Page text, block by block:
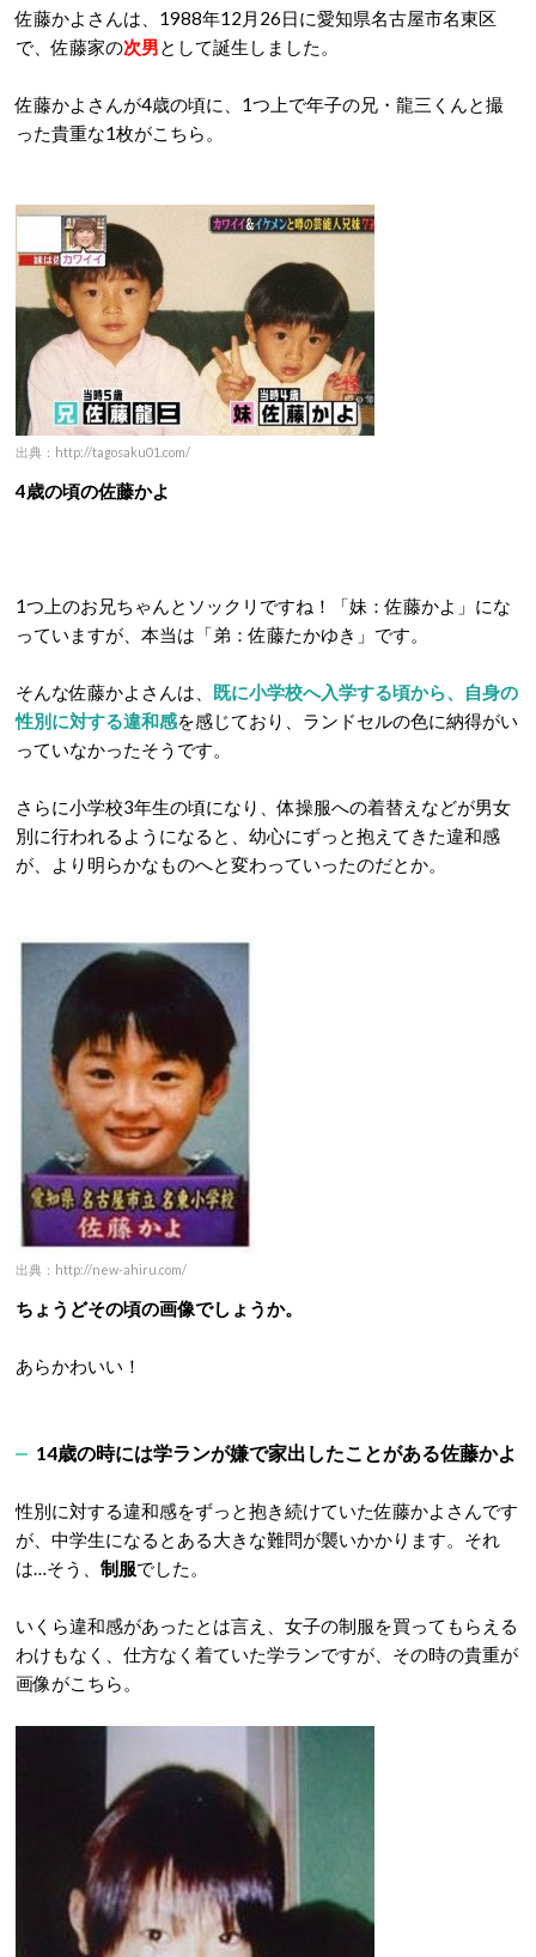
佐藤かよさんは、1988年12月26日に愛知県名古屋市名東区
で、佐藤家の次男として誕生しました。
佐藤かよさんが4歳の頃に、1つ上で年子の兄・龍三くんと撮
った貴重な1枚がこちら。
出典：http://tagosaku01.com/
4歳の頃の佐藤かよ
1つ上のお兄ちゃんとソックリですね！「妹：佐藤かよ」にな
っていますが、本当は「弟：佐藤たかゆき」です。
そんな佐藤かよさんは、 既に小学校へ入学する頃から、自身の
性別に対する違和感を感じており、ランドセルの色に納得がい
っていなかったそうです。
さらに小学校3年生の頃になり、体操服への着替えなどが男女
別に行われるようになると、幼心にずっと抱えてきた違和感
が、より明らかなものへと変わっていったのだとか。
出典：http://new-ahiru.com/
ちょうどその頃の画像でしょうか。
あらかわいい！
14歳の時には学ランが嫌で家出したことがある佐藤かよ
性別に対する違和感をずっと抱き続けていた佐藤かよさんです
が、中学生になるとある大きな難問が襲いかかります。それ
は…そう、 制服でした。
いくら違和感があったとは言え、女子の制服を買ってもらえる
わけもなく、仕方なく着ていた学ランですが、その時の貴重が
画像がこちら。